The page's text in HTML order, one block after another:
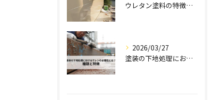
ウレタン塗料の特徴とは？密着性や光沢のメリットと注意点を解説！
2026/03/27
塗装の下地処理におけるケレンの必要性とは？種類と特徴を解説！